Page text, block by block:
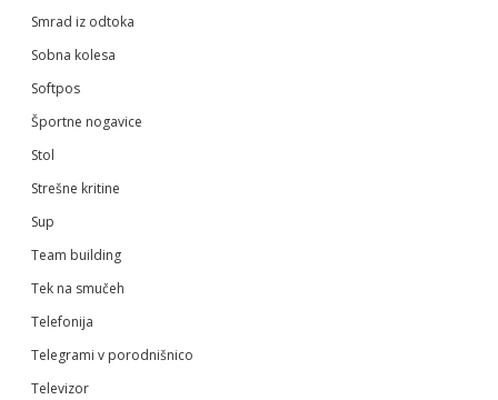
Smrad iz odtoka
Sobna kolesa
Softpos
Športne nogavice
Stol
Strešne kritine
Sup
Team building
Tek na smučeh
Telefonija
Telegrami v porodnišnico
Televizor